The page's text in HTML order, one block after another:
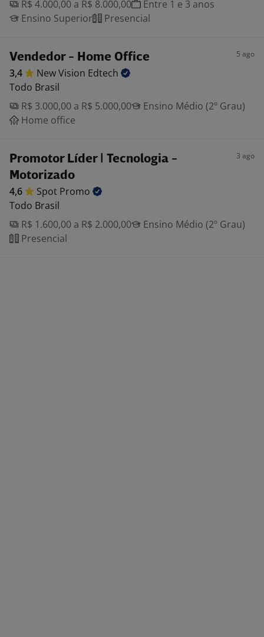
R$ 4.000,00 a R$ 8.000,00
Entre 1 e 3 anos
Ensino Superior
Presencial
Vendedor - Home Office 5 ago
3,4 New Vision Edtech
Todo Brasil
R$ 3.000,00 a R$ 5.000,00
Ensino Médio (2º Grau)
Home office
Promotor Líder | Tecnologia -
Motorizado
3 ago
4,6 Spot Promo
Todo Brasil
R$ 1.600,00 a R$ 2.000,00
Ensino Médio (2º Grau)
Presencial